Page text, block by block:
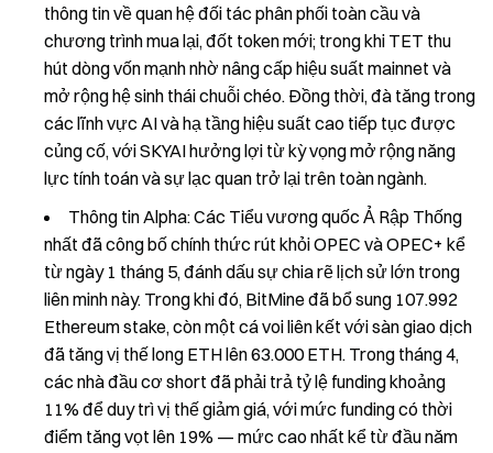
thông tin về quan hệ đối tác phân phối toàn cầu và
chương trình mua lại, đốt token mới; trong khi TET thu
hút dòng vốn mạnh nhờ nâng cấp hiệu suất mainnet và
mở rộng hệ sinh thái chuỗi chéo. Đồng thời, đà tăng trong
các lĩnh vực AI và hạ tầng hiệu suất cao tiếp tục được
củng cố, với SKYAI hưởng lợi từ kỳ vọng mở rộng năng
lực tính toán và sự lạc quan trở lại trên toàn ngành.
Thông tin Alpha: Các Tiểu vương quốc Ả Rập Thống
nhất đã công bố chính thức rút khỏi OPEC và OPEC+ kể
từ ngày 1 tháng 5, đánh dấu sự chia rẽ lịch sử lớn trong
liên minh này. Trong khi đó, BitMine đã bổ sung 107.992
Ethereum stake, còn một cá voi liên kết với sàn giao dịch
đã tăng vị thế long ETH lên 63.000 ETH. Trong tháng 4,
các nhà đầu cơ short đã phải trả tỷ lệ funding khoảng
11% để duy trì vị thế giảm giá, với mức funding có thời
điểm tăng vọt lên 19% — mức cao nhất kể từ đầu năm